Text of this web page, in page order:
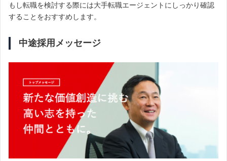
もし転職を検討する際には大手転職エージェントにしっかり確認
することをおすすめします。
中途採用メッセージ